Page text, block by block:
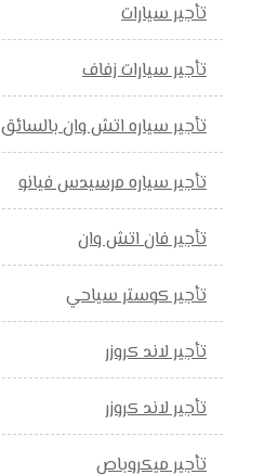
تأجير سيارات
تأجير سيارات زفاف
تأجير سياره اتش وان بالسائق
تأجير سياره مرسيدس فيانو
تأجير فان اتش وان
تأجير كوستر سياحي
تأجير لاند كروزر
تأجير لاند كروزر
تأجير ميكروباص